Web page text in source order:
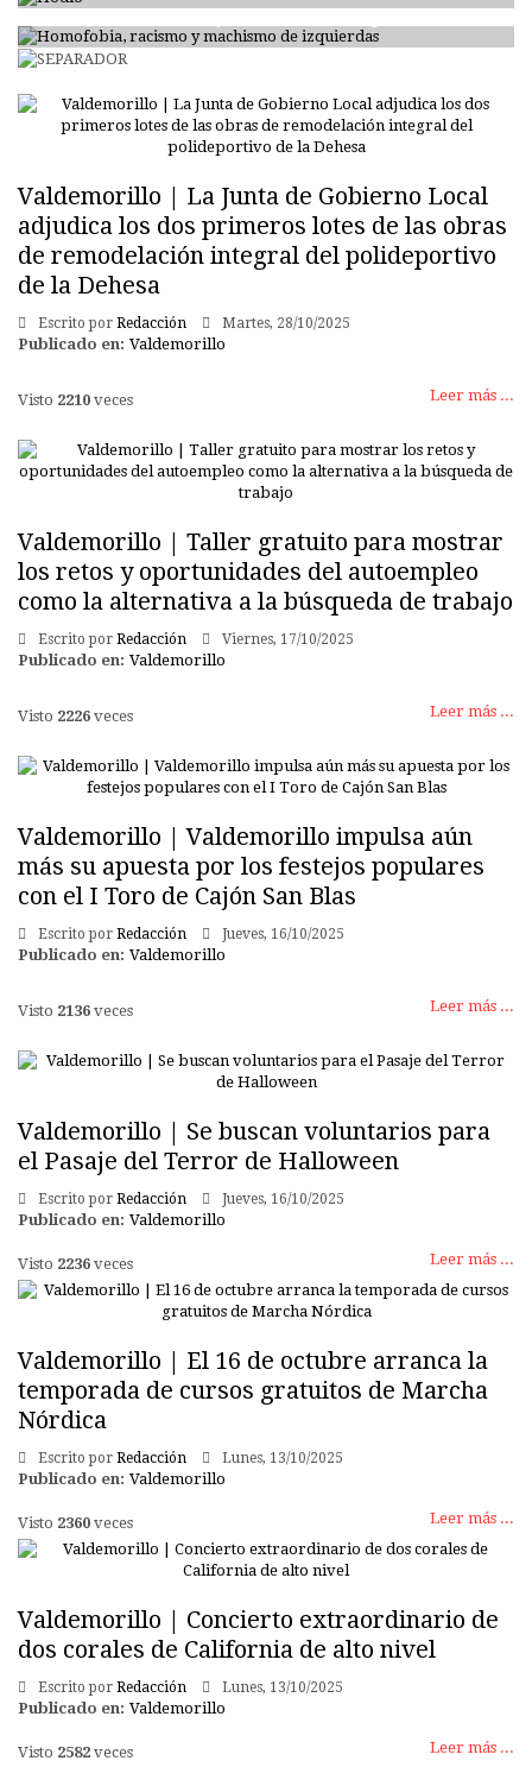
Valdemorillo | La Junta de Gobierno Local
adjudica los dos primeros lotes de las obras
de remodelación integral del polideportivo
de la Dehesa
Escrito por Redacción Martes, 28/10/2025
Publicado en: Valdemorillo
Leer más ...
Visto 2210 veces
Valdemorillo | Taller gratuito para mostrar
los retos y oportunidades del autoempleo
como la alternativa a la búsqueda de trabajo
Escrito por Redacción Viernes, 17/10/2025
Publicado en: Valdemorillo
Leer más ...
Visto 2226 veces
Valdemorillo | Valdemorillo impulsa aún
más su apuesta por los festejos populares
con el I Toro de Cajón San Blas
Escrito por Redacción Jueves, 16/10/2025
Publicado en: Valdemorillo
Leer más ...
Visto 2136 veces
Valdemorillo | Se buscan voluntarios para
el Pasaje del Terror de Halloween
Escrito por Redacción Jueves, 16/10/2025
Publicado en: Valdemorillo
Leer más ...
Visto 2236 veces
Valdemorillo | El 16 de octubre arranca la
temporada de cursos gratuitos de Marcha
Nórdica
Escrito por Redacción Lunes, 13/10/2025
Publicado en: Valdemorillo
Leer más ...
Visto 2360 veces
Valdemorillo | Concierto extraordinario de
dos corales de California de alto nivel
Escrito por Redacción Lunes, 13/10/2025
Publicado en: Valdemorillo
Leer más ...
Visto 2582 veces